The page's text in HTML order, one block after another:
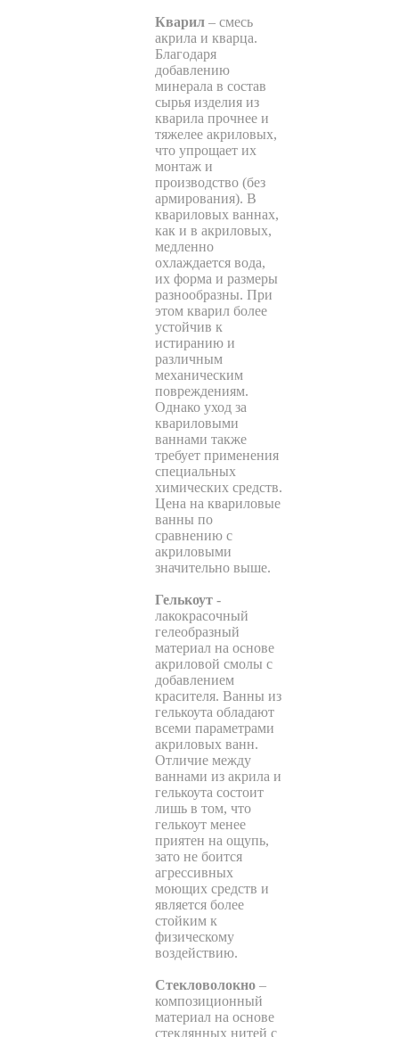
Кварил – смесь
акрила и кварца.
Благодаря
добавлению
минерала в состав
сырья изделия из
кварила прочнее и
тяжелее акриловых,
что упрощает их
монтаж и
производство (без
армирования). В
квариловых ваннах,
как и в акриловых,
медленно
охлаждается вода,
их форма и размеры
разнообразны. При
этом кварил более
устойчив к
истиранию и
различным
механическим
повреждениям.
Однако уход за
квариловыми
ваннами также
требует применения
специальных
химических средств.
Цена на квариловые
ванны по
сравнению с
акриловыми
значительно выше.
Гелькоут -
лакокрасочный
гелеобразный
материал на основе
акриловой смолы с
добавлением
красителя. Ванны из
гелькоута обладают
всеми параметрами
акриловых ванн.
Отличие между
ваннами из акрила и
гелькоута состоит
лишь в том, что
гелькоут менее
приятен на ощупь,
зато не боится
агрессивных
моющих средств и
является более
стойким к
физическому
воздействию.
Стекловолокно –
композиционный
материал на основе
стеклянных нитей с